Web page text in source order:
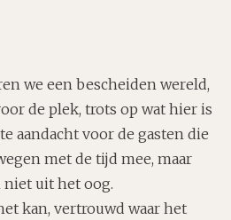
we een bescheiden wereld,
de plek, trots op wat hier is
aandacht voor de gasten die
met de tijd mee, maar
uit het oog.
kan, vertrouwd waar het